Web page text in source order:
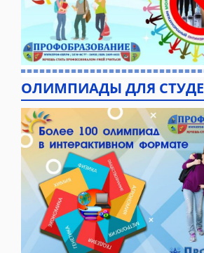
ОЛИМПИАДЫ ДЛЯ